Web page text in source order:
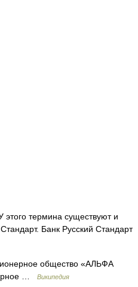
термина существуют и
Банк Русский Стандарт
общество «АЛЬФА
…
Википедия